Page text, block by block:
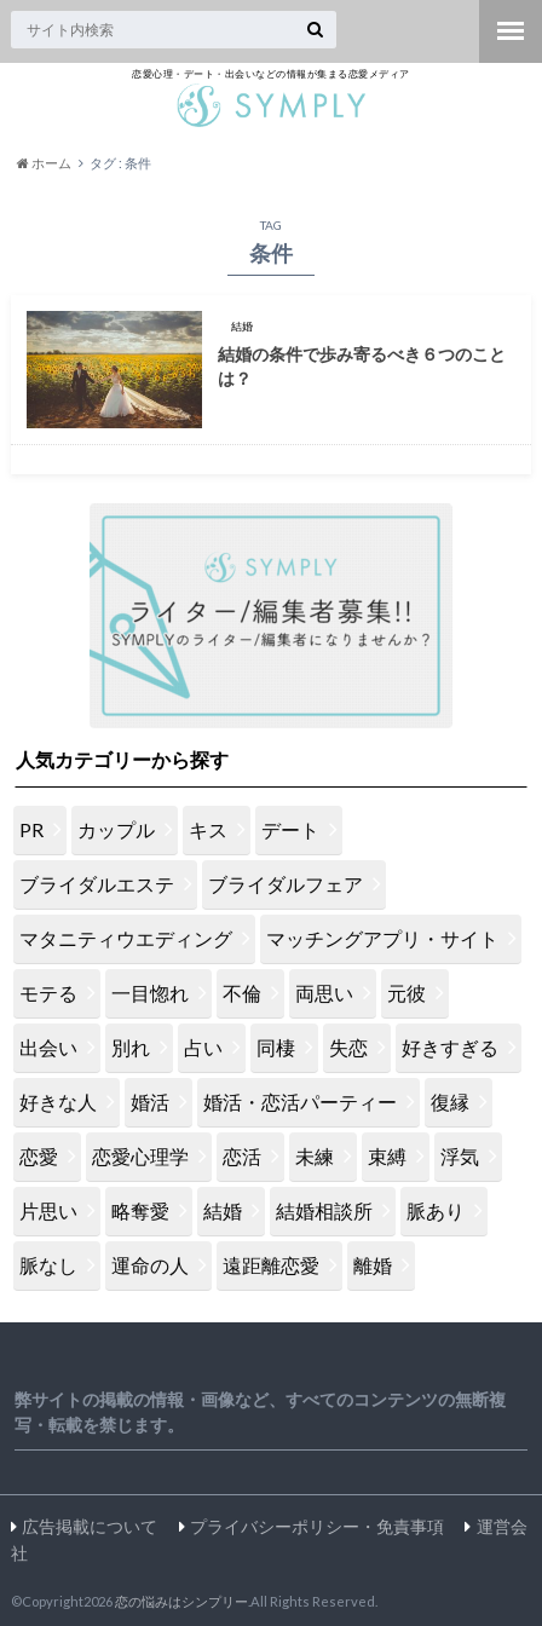
恋愛心理・デート・出会いなどの情報が集まる恋愛メディア
ホーム タグ : 条件
TAG
条件
結婚
結婚の条件で歩み寄るべき６つのこと
は？
人気カテゴリーから探す
PR カップル キス デート
ブライダルエステ ブライダルフェア
マタニティウエディング マッチングアプリ・サイト
モテる 一目惚れ 不倫 両思い 元彼
出会い 別れ 占い 同棲 失恋 好きすぎる
好きな人 婚活 婚活・恋活パーティー 復縁
恋愛 恋愛心理学 恋活 未練 束縛 浮気
片思い 略奪愛 結婚 結婚相談所 脈あり
脈なし 運命の人 遠距離恋愛 離婚
弊サイトの掲載の情報・画像など、すべてのコンテンツの無断複
写・転載を禁じます。
広告掲載について プライバシーポリシー・免責事項
運営会
社
©Copyright2026恋の悩みはシンプリー .All Rights Reserved.